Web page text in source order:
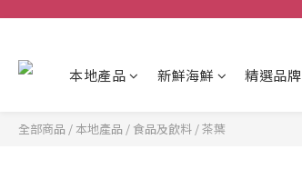
本地產品 新鮮海鮮 精選品牌
全部商品 / 本地產品 / 食品及飲料 /茶葉